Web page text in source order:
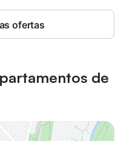
ofertas
de